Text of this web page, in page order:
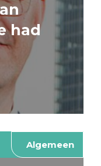
had
Algemeen